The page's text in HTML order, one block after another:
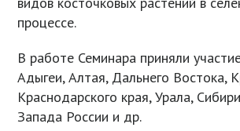
процессе.
В работе Семинара приняли
Адыгеи, Алтая, Дальнего Востока,
Краснодарского края, Урала,
Запада России и др.